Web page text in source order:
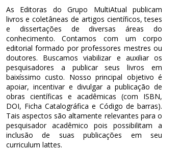
As Editoras do Grupo MultiAtual publicam
livros e coletâneas de artigos científicos, teses
e dissertações de diversas áreas do
conhecimento. Contamos com um corpo
editorial formado por professores mestres ou
doutores. Buscamos viabilizar e auxiliar os
pesquisadores a publicar seus livros em
baixíssimo custo. Nosso principal objetivo é
apoiar, incentivar e divulgar a publicação de
obras científicas e acadêmicas (com ISBN,
DOI, Ficha Catalográfica e Código de barras).
Tais aspectos são altamente relevantes para o
pesquisador acadêmico pois possibilitam a
inclusão de suas publicações em seu
curriculum lattes.